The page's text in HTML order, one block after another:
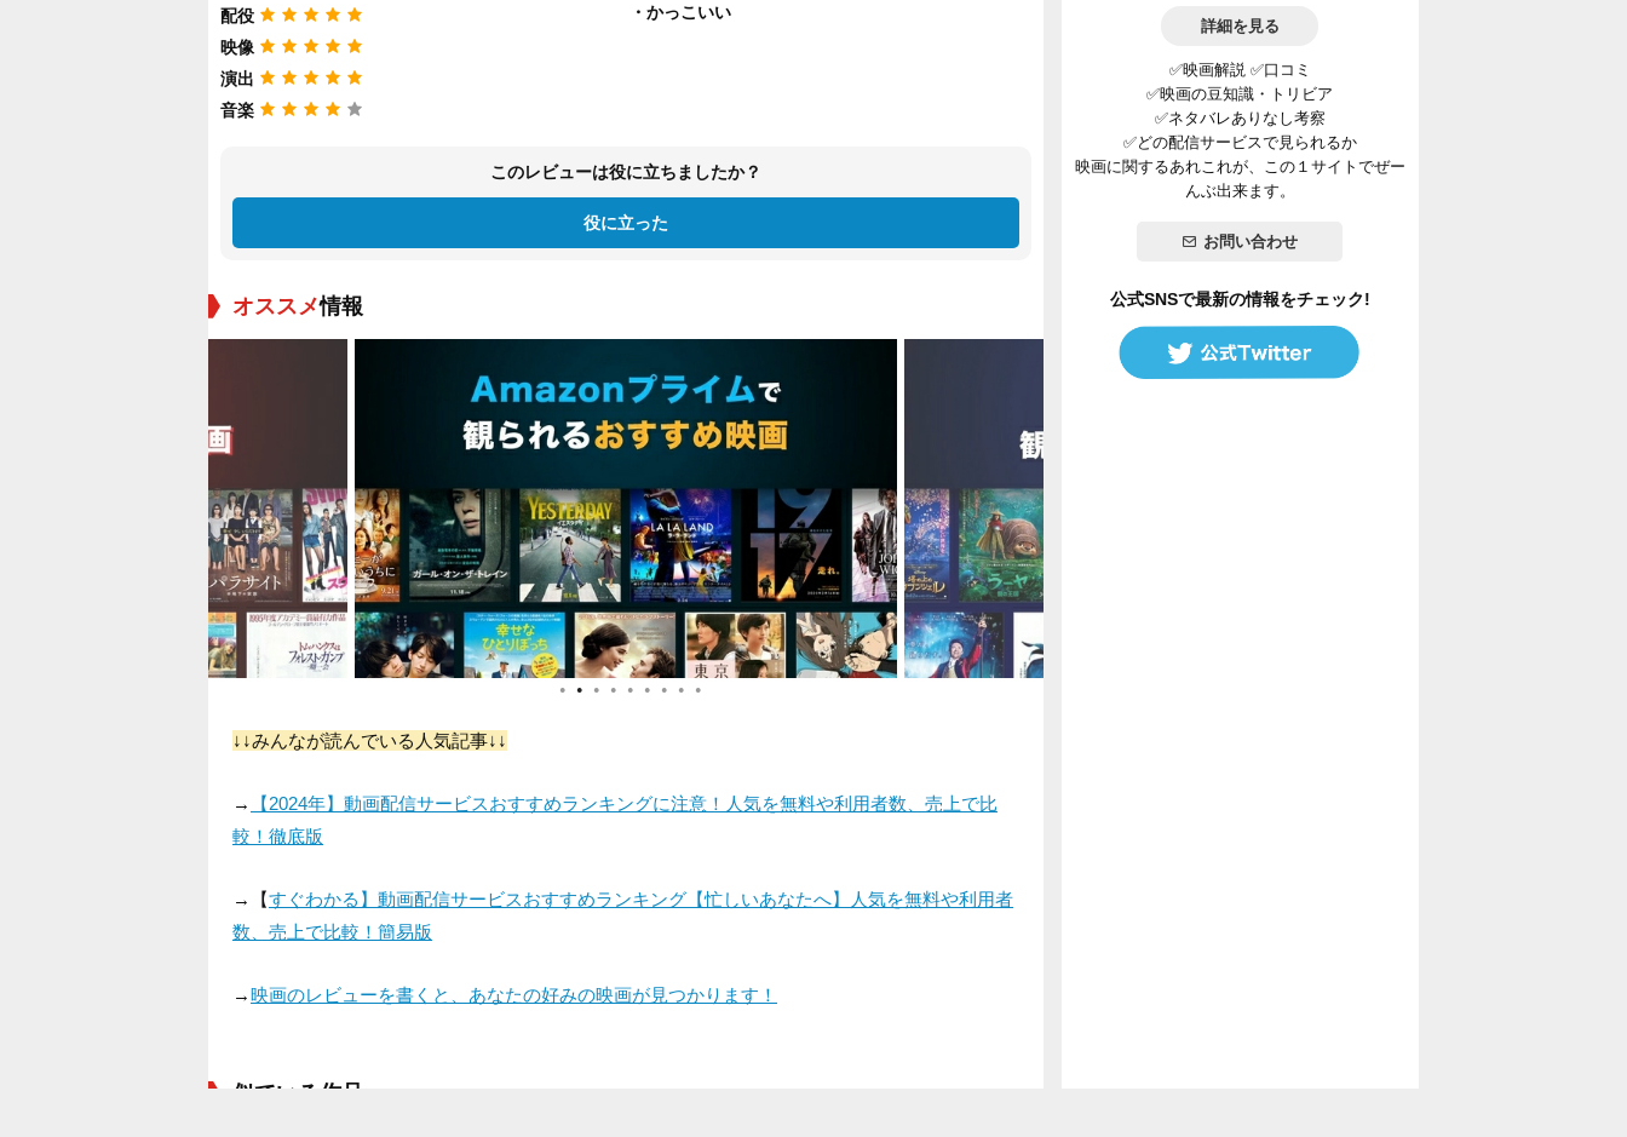
配役
映像
演出
音楽
・かっこいい
このレビューは役に立ちましたか？
役に立った
オススメ情報
● ● ● ● ● ● ● ● ●
↓↓みんなが読んでいる人気記事↓↓
→
【2024年】動画配信サービスおすすめランキングに注意！人気を無料や利用者数、売上で比
較！徹底版
→【すぐわかる】動画配信サービスおすすめランキング【忙しいあなたへ】人気を無料や利用者
数、売上で比較！簡易版
→映画のレビューを書くと、あなたの好みの映画が見つかります！
似ている作品
詳細を見る
✅映画解説 ✅口コミ
✅映画の豆知識・トリビア
✅ネタバレありなし考察
✅どの配信サービスで見られるか
映画に関するあれこれが、この１サイトでぜー
んぶ出来ます。
お問い合わせ
公式SNSで最新の情報をチェック!